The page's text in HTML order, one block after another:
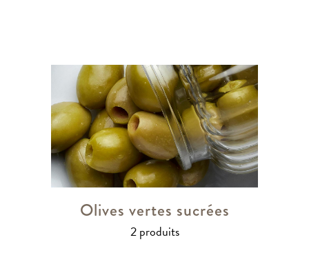
Olives vertes sucrées
2 produits